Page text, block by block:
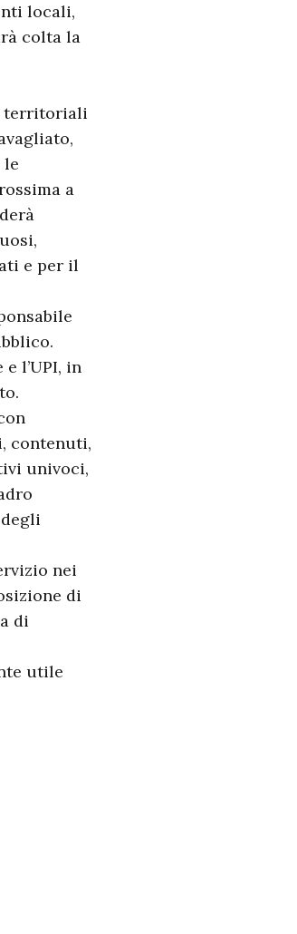
locali,
colta la
territoriali
le
a
e per il
l’UPI, in
contenuti,
univoci,
nei
di
di
utile